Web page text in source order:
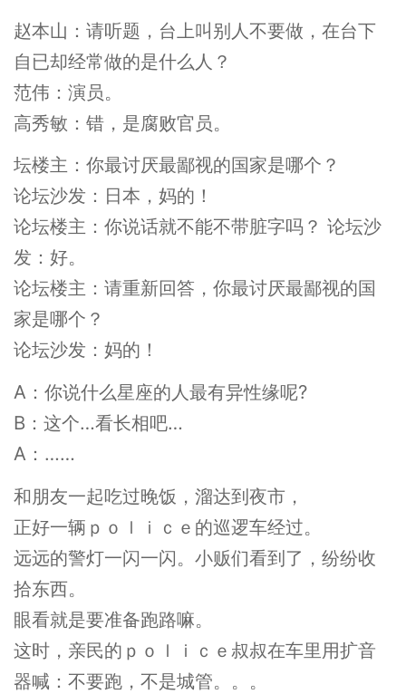
赵本山：请听题，台上叫别人不要做，在台下
自已却经常做的是什么人？
范伟：演员。
高秀敏：错，是腐败官员。
坛楼主：你最讨厌最鄙视的国家是哪个？
论坛沙发：日本，妈的！
论坛楼主：你说话就不能不带脏字吗？ 论坛沙
发：好。
论坛楼主：请重新回答，你最讨厌最鄙视的国
家是哪个？
论坛沙发：妈的！
A：你说什么星座的人最有异性缘呢?
B：这个…看长相吧…
A：……
和朋友一起吃过晚饭，溜达到夜市，
正好一辆ｐｏｌｉｃｅ的巡逻车经过。
远远的警灯一闪一闪。小贩们看到了，纷纷收
拾东西。
眼看就是要准备跑路嘛。
这时，亲民的ｐｏｌｉｃｅ叔叔在车里用扩音
器喊：不要跑，不是城管。。。